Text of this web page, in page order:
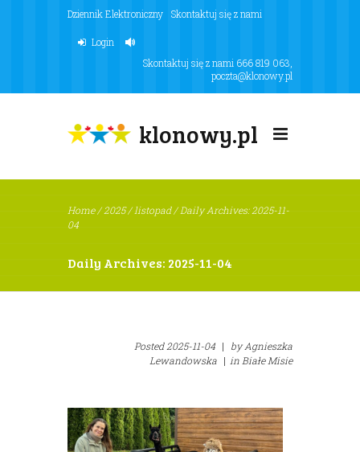
Dziennik Elektroniczny Skontaktuj się z nami
Login
Skontaktuj się z nami 666 819 063
poczta@klonowy.pl
klonowy.pl
Home/2025/listopad/Daily Archives: 2025-11-
04
Daily Archives: 2025-11-04
Posted2025-11-04 | byAgnieszka
Lewandowska | inBiałe Misie